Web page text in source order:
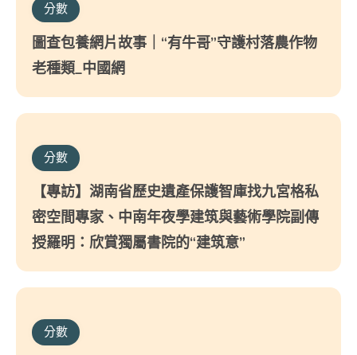
分數
圖查包養網片故事｜“有牛哥”守護村落農作物
老種類_中國網
分數
【專訪】湖南省歷史遺產保護智庫找九宮格私
密空間專家、中南年夜學建筑與藝術學院副傳
授羅明：欣賞獨屬書院的“建筑意”
分數